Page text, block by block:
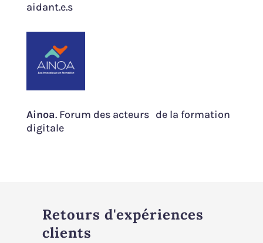
aidant.e.s
Ainoa. Forum des acteurs de la formation
digitale
Retours d'expériences
clients